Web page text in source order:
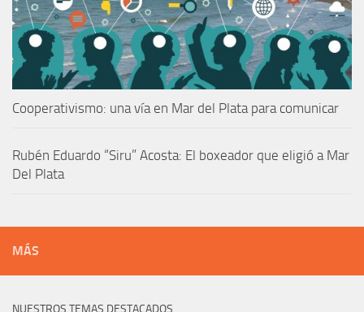
Cooperativismo: una vía en Mar del Plata para comunicar
Rubén Eduardo “Siru” Acosta: El boxeador que eligió a Mar
Del Plata
MÁS
NUESTROS TEMAS DESTACADOS